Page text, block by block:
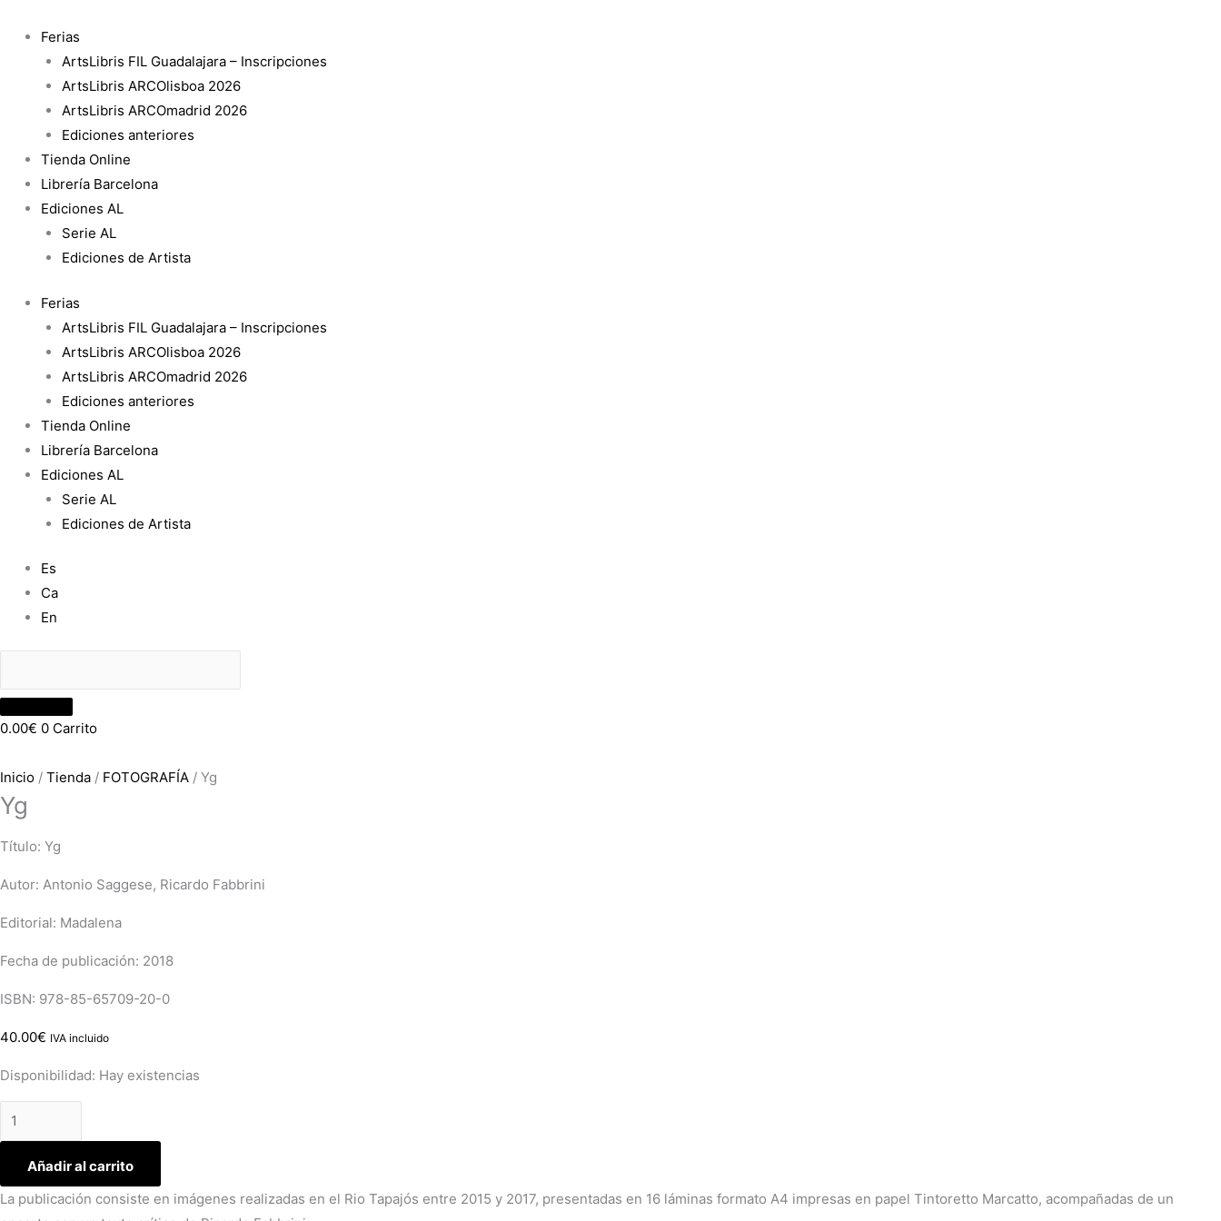
contenido
Ferias
ArtsLibris FIL Guadalajara – Inscripciones
ArtsLibris ARCOlisboa 2026
ArtsLibris ARCOmadrid 2026
Ediciones anteriores
Tienda Online
Librería Barcelona
Ediciones AL
Serie AL
Ediciones de Artista
Ferias
ArtsLibris FIL Guadalajara – Inscripciones
ArtsLibris ARCOlisboa 2026
ArtsLibris ARCOmadrid 2026
Ediciones anteriores
Tienda Online
Librería Barcelona
Ediciones AL
Serie AL
Ediciones de Artista
Es
Ca
En
0.00€ 0 Carrito
Inicio / Tienda / FOTOGRAFÍA / Yg
Yg
Título: Yg
Autor: Antonio Saggese, Ricardo Fabbrini
Editorial: Madalena
Fecha de publicación: 2018
ISBN: 978-85-65709-20-0
40.00€ IVA incluido
Disponibilidad: Hay existencias
cantidad
Añadir al carrito
La publicación consiste en imágenes realizadas en el Rio Tapajós entre 2015 y 2017, presentadas en 16 láminas formato A4 impresas en papel Tintoretto Marcatto, acompañadas de un